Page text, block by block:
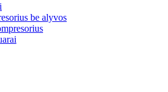
be alyvos